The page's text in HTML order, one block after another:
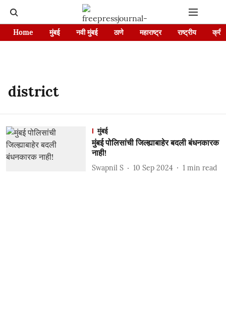
Home मुंबई नवी मुंबई ठाणे महाराष्ट्र राष्ट्रीय
district
मुंबई
मुंबई पोलिसांची जिल्ह्याबाहेर बदली बंधनकारक
नाही!
Swapnil S 10 Sep 2024 1 min read